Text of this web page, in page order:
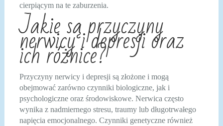
cierpiącym na te zaburzenia.
Jakie są przyczyny
nerwicy i depresji oraz
ich różnice?
Przyczyny nerwicy i depresji są złożone i mogą
obejmować zarówno czynniki biologiczne, jak i
psychologiczne oraz środowiskowe. Nerwica często
wynika z nadmiernego stresu, traumy lub długotrwałego
napięcia emocjonalnego. Czynniki genetyczne również